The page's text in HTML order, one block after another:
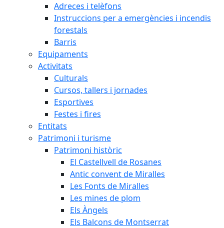
Adreces i telèfons
Instruccions per a emergències i incendis
forestals
Barris
Equipaments
Activitats
Culturals
Cursos, tallers i jornades
Esportives
Festes i fires
Entitats
Patrimoni i turisme
Patrimoni històric
El Castellvell de Rosanes
Antic convent de Miralles
Les Fonts de Miralles
Les mines de plom
Els Àngels
Els Balcons de Montserrat